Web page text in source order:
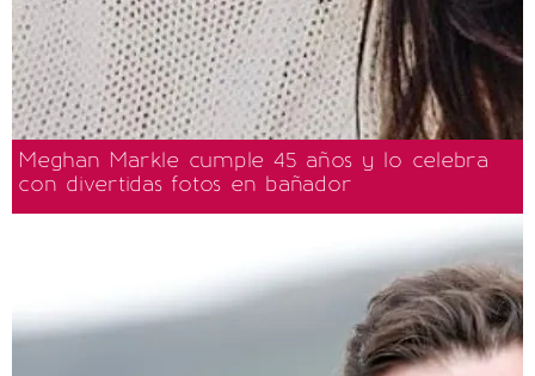
Meghan Markle cumple 45 años y lo celebra
con divertidas fotos en bañador